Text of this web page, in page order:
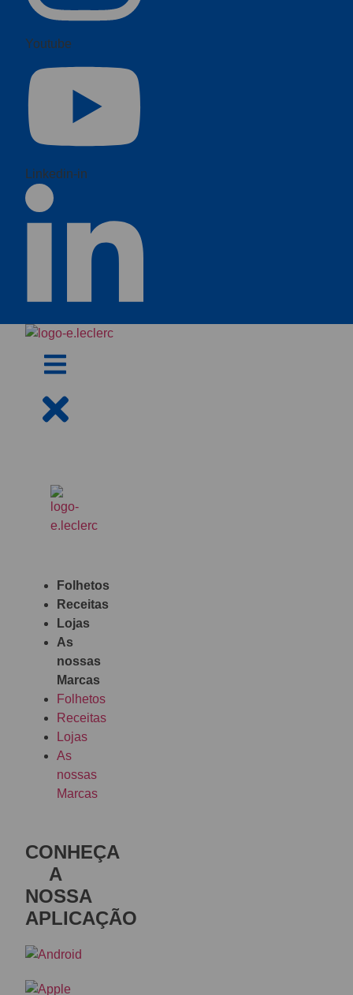
Youtube
Linkedin-in
Folhetos
Receitas
Lojas
As
nossas
Marcas
Folhetos
Receitas
Lojas
As
nossas
Marcas
CONHEÇA
A
NOSSA
APLICAÇÃO